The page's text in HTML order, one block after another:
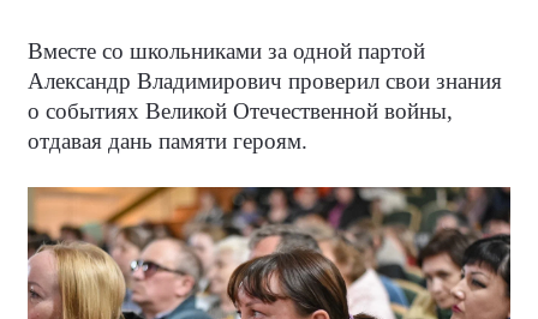
Вместе со школьниками за одной партой
Александр Владимирович проверил свои знания
о событиях Великой Отечественной войны,
отдавая дань памяти героям.